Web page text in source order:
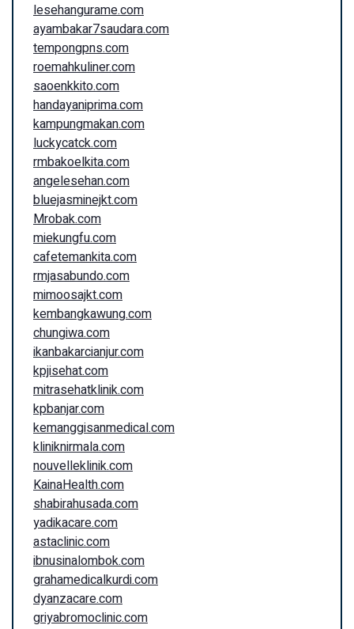
lesehangurame.com
ayambakar7saudara.com
tempongpns.com
roemahkuliner.com
saoenkkito.com
handayaniprima.com
kampungmakan.com
luckycatck.com
rmbakoelkita.com
angelesehan.com
bluejasminejkt.com
Mrobak.com
miekungfu.com
cafetemankita.com
rmjasabundo.com
mimoosajkt.com
kembangkawung.com
chungiwa.com
ikanbakarcianjur.com
kpjisehat.com
mitrasehatklinik.com
kpbanjar.com
kemanggisanmedical.com
kliniknirmala.com
nouvelleklinik.com
KainaHealth.com
shabirahusada.com
yadikacare.com
astaclinic.com
ibnusinalombok.com
grahamedicalkurdi.com
dyanzacare.com
griyabromoclinic.com